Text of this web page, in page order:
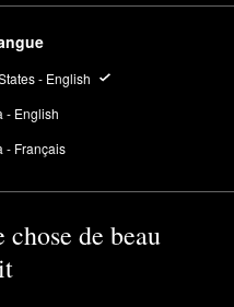
- English
- English
- Français
chose de beau